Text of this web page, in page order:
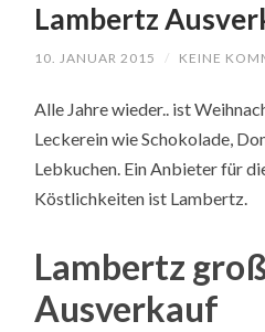
Lambertz
10. JANUAR 2015 / KEINE
Alle Jahre wieder.. ist
Leckerein wie Schokolade,
Lebkuchen. Ein Anbieter für
Köstlichkeiten ist Lambertz.
Lambertz
Ausverkauf